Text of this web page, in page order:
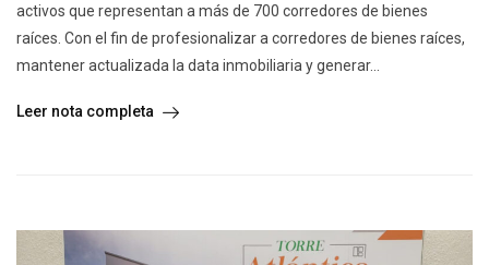
activos que representan a más de 700 corredores de bienes
raíces. Con el fin de profesionalizar a corredores de bienes raíces,
mantener actualizada la data inmobiliaria y generar...
Leer nota completa